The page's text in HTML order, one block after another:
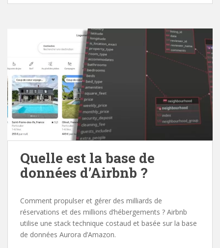
Quelle est la base de
données d’Airbnb ?
Comment propulser et gérer des milliards de
réservations et des millions d’hébergements ? Airbnb
utilise une stack technique costaud et basée sur la base
de données Aurora d’Amazon.